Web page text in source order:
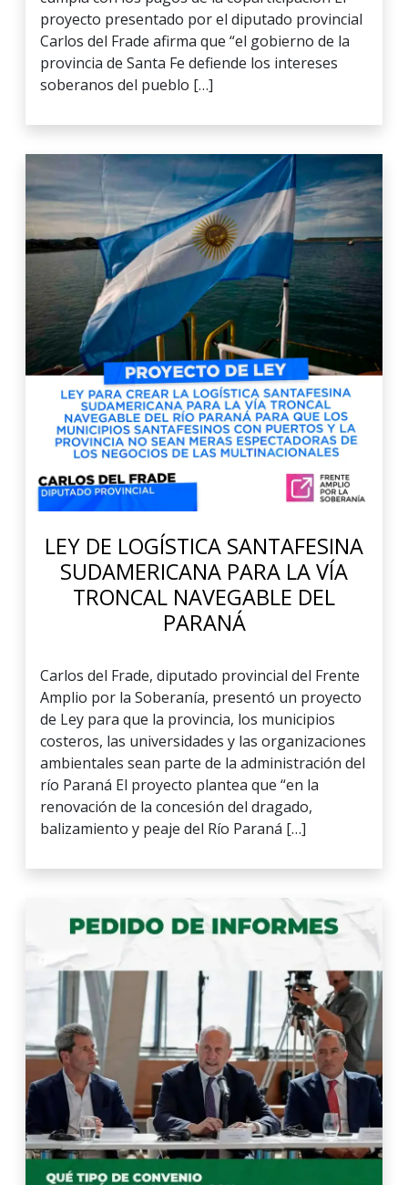
proyecto presentado por el diputado provincial
Carlos del Frade afirma que “el gobierno de la
provincia de Santa Fe defiende los intereses
soberanos del pueblo […]
LEY DE LOGÍSTICA SANTAFESINA
SUDAMERICANA PARA LA VÍA
TRONCAL NAVEGABLE DEL
PARANÁ
Carlos del Frade, diputado provincial del Frente
Amplio por la Soberanía, presentó un proyecto
de Ley para que la provincia, los municipios
costeros, las universidades y las organizaciones
ambientales sean parte de la administración del
río Paraná El proyecto plantea que “en la
renovación de la concesión del dragado,
balizamiento y peaje del Río Paraná […]